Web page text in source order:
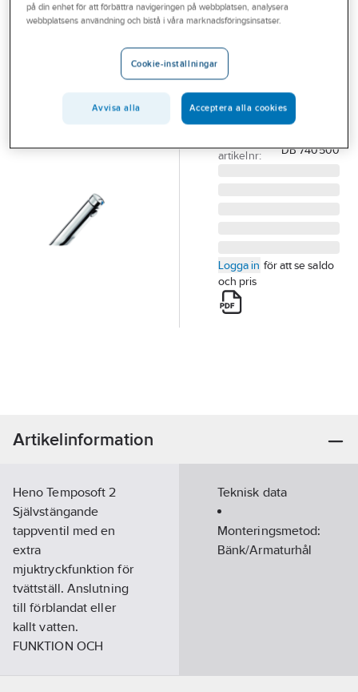
Branscher HENO
Tappventil
Temposoft 2,
Heno
HENO TAPPVENTIL
TEMPOSOFT 2
artikelnr:
DB 740500
Logga in för att se saldo
och pris
Artikelinformation
Heno Temposoft 2
Självstängande
tappventil med en
extra
mjuktryckfunktion för
tvättställ. Anslutning
till förblandat eller
kallt vatten.
FUNKTION OCH
Teknisk data
Monteringsmetod:
Bänk/Armaturhål
på din enhet för att förbättra navigeringen på webbplatsen, analysera
webbplatsens användning och bistå i våra marknadsföringsinsatser.
Cookie-inställningar
Avvisa alla Acceptera alla cookies